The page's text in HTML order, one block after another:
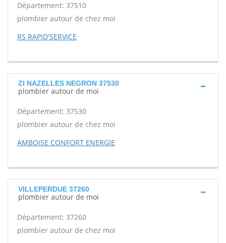
Département: 37510
plombier autour de chez moi
RS RAPID'SERVICE
ZI NAZELLES NEGRON 37530
plombier autour de moi
Département: 37530
plombier autour de chez moi
AMBOISE CONFORT ENERGIE
VILLEPERDUE 37260
plombier autour de moi
Département: 37260
plombier autour de chez moi